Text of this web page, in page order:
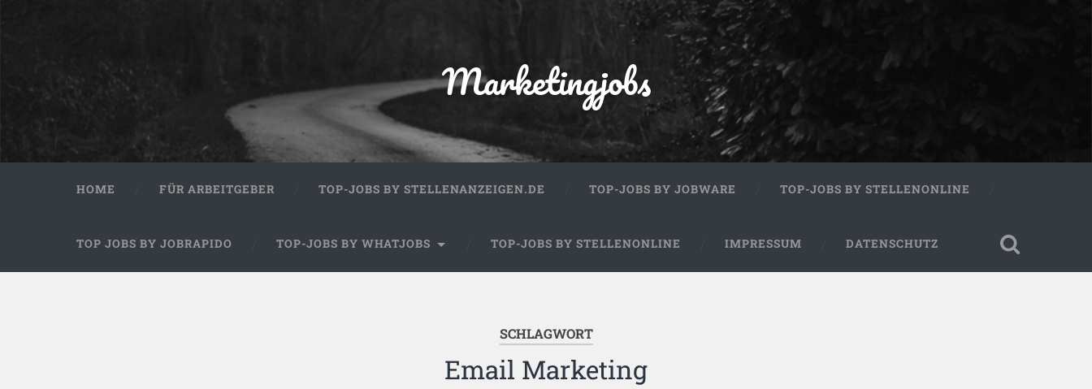
Marketingjobs
HOME FÜR ARBEITGEBER TOP-JOBS BY STELLENANZEIGEN.DE TOP-JOBS BY JOBWARE TOP-JOBS BY STELLENONLINE
TOP JOBS BY JOBRAPIDO TOP-JOBS BY WHATJOBS TOP-JOBS BY STELLENONLINE IMPRESSUM DATENSCHUTZ
SCHLAGWORT
Email Marketing